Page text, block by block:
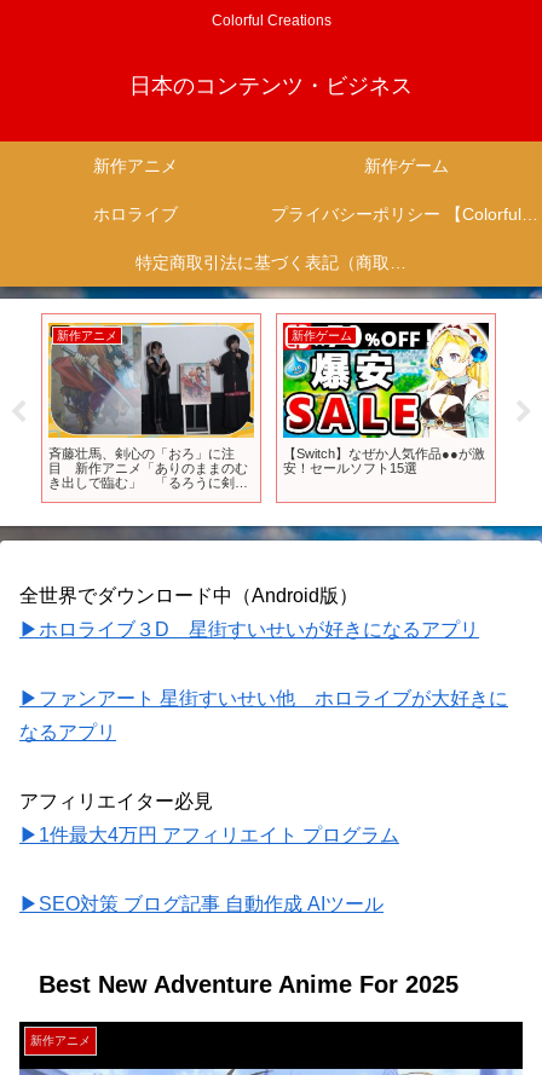
Colorful Creations
日本のコンテンツ・ビジネス
新作アニメ 新作ゲーム
ホロライブ プライバシーポリシー 【Colorful Creation】
特定商取引法に基づく表記（商取引に関する開示）
新作アニメ
斉藤壮馬、剣心の「おろ」に注
目 新作アニメ「ありのままのむ
き出しで臨む」 「るろうに剣心
新作ゲーム
【Switch】なぜか人気作品●●が激
安！セールソフト15選
全世界でダウンロード中（Android版）
▶ホロライブ３D 星街すいせいが好きになるアプリ
▶ファンアート 星街すいせい他 ホロライブが大好きに
なるアプリ
アフィリエイター必見
▶1件最大4万円 アフィリエイト プログラム
▶SEO対策 ブログ記事 自動作成 AIツール
Best New Adventure Anime For 2025
新作アニメ